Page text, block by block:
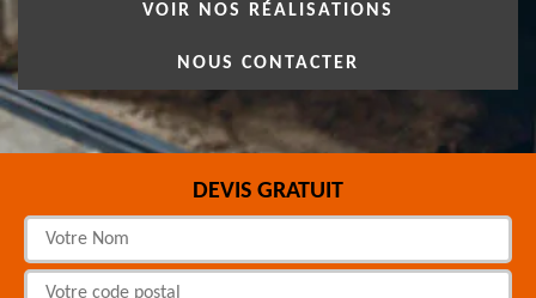
VOIR NOS RÉALISATIONS
NOUS CONTACTER
DEVIS GRATUIT